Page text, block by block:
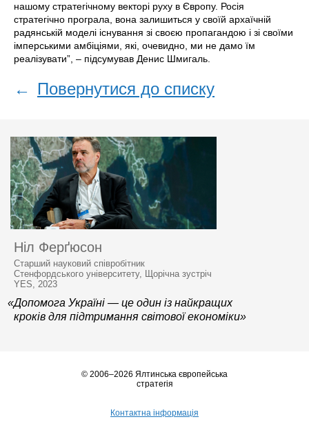
нашому стратегічному векторі руху в Європу. Росія
стратегічно програла, вона залишиться у своїй архаїчній
радянській моделі існування зі своєю пропагандою і зі своїми
імперськими амбіціями, які, очевидно, ми не дамо їм
реалізувати”, – підсумував Денис Шмигаль.
← Повернутися до списку
Ніл Ферґюсон
Старший науковий співробітник
Стенфордського університету, Щорічна зустріч
YES, 2023
«Допомога Україні — це один із найкращих
кроків для підтримання світової економіки»
© 2006–2026 Ялтинська європейська
стратегія
Контактна інформація